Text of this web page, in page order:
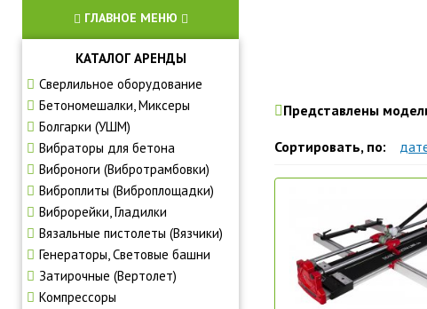
ГЛАВНОЕ МЕНЮ
КАТАЛОГ АРЕНДЫ
Сверлильное оборудование
Бетономешалки, Миксеры
Болгарки (УШМ)
Вибраторы для бетона
Виброноги (Вибротрамбовки)
Виброплиты (Виброплощадки)
Виброрейки, Гладилки
Вязальные пистолеты (Вязчики)
Генераторы, Световые башни
Затирочные (Вертолет)
Компрессоры
Представлены
Сортировать, по: